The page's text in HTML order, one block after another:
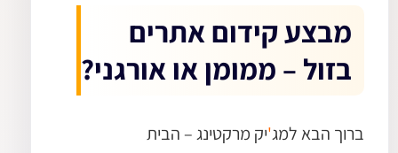
מבצע קידום אתרים
בזול – ממומן או אורגני?
ברוך הבא למג'יק מרקטינג – הבית